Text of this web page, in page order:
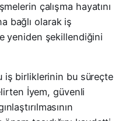
çalışma hayatını
bağlı olarak iş
yeniden şekillendiğini
iş birliklerinin bu süreçte
İyem, güvenli